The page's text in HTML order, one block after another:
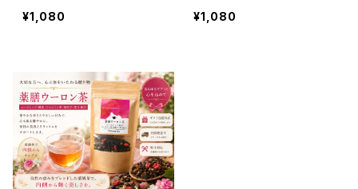
配合｜身体を温めたい方に
おすすめ
¥1,080
クダミ配合｜ダイエット・美
容習慣に人気
¥1,080